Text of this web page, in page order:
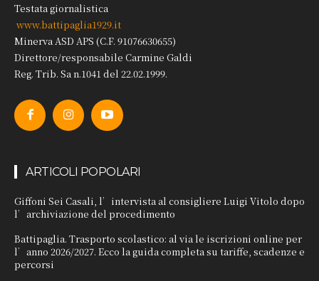
Testata giornalistica
www.battipaglia1929.it
Minerva ASD APS (C.F. 91076630655)
Direttore/responsabile Carmine Galdi
Reg. Trib. Sa n.1041 del 22.02.1999.
ARTICOLI POPOLARI
Giffoni Sei Casali, l’intervista al consigliere Luigi Vitolo dopo
l’archiviazione del procedimento
Battipaglia. Trasporto scolastico: al via le iscrizioni online per
l’anno 2026/2027. Ecco la guida completa su tariffe, scadenze e
percorsi